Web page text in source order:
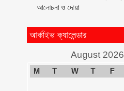
আলোচনা ও দোয়া
আর্কাইভ ক্যালেন্ডার
August 2026
M T W T F